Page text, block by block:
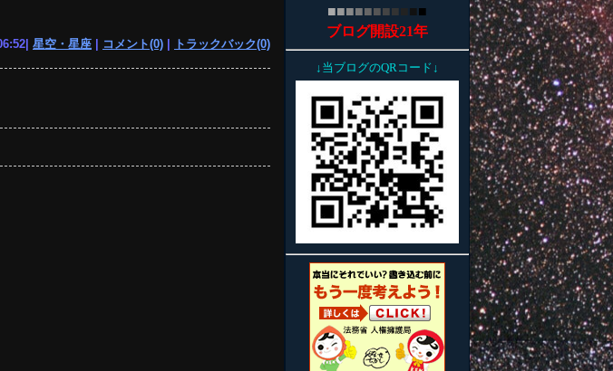
星空・星座 コメント(0) トラックバック(0)
■■■■■■■■ ■■
ブログ開設21年
↓当ブログのQRコード↓